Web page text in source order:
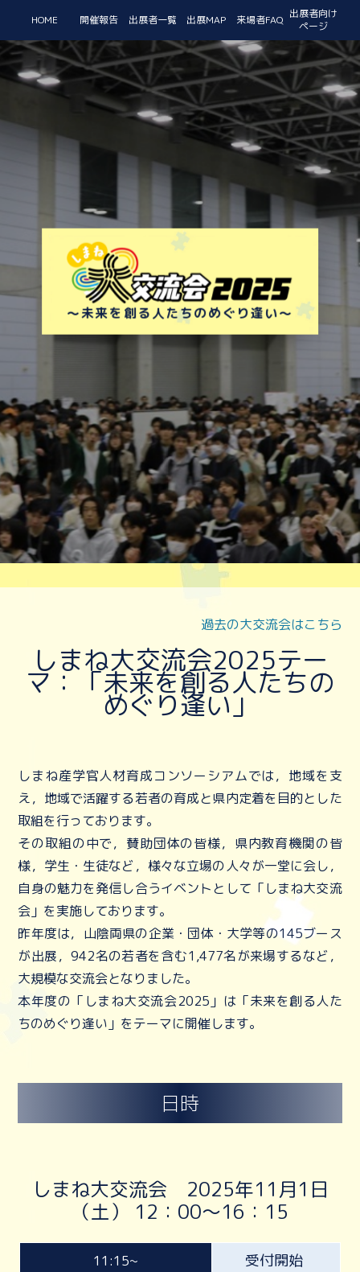
HOME 開催報告 出展者一覧 出展MAP 来場者FAQ 出展者向け
ページ
〜未来を創る人たちのめぐり逢い〜
過去の大交流会はこちら
しまね大交流会2025テー
マ：「未来を創る人たちの
めぐり逢い」
しまね産学官人材育成コンソーシアムでは，地域を支
え，地域で活躍する若者の育成と県内定着を目的とした
取組を行っております。
その取組の中で，賛助団体の皆様，県内教育機関の皆
様，学生・生徒など，様々な立場の人々が一堂に会し，
自身の魅力を発信し合うイベントとして「しまね大交流
会」を実施しております。
昨年度は，山陰両県の企業・団体・大学等の145ブース
が出展，942名の若者を含む1,477名が来場するなど，
大規模な交流会となりました。
本年度の「しまね大交流会2025」は「未来を創る人た
ちのめぐり逢い」をテーマに開催します。
日時
しまね大交流会 2025年11月1日
（土） 12：00～16：15
11:15~ 受付開始